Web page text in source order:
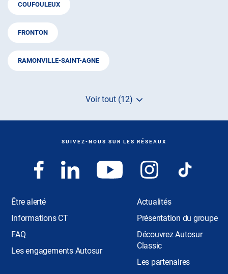
COUFOULEUX
FRONTON
RAMONVILLE-SAINT-AGNE
Voir tout (12)
de
de
de
SUIVEZ-NOUS SUR LES RÉSEAUX
Être alerté
Informations CT
FAQ
Les engagements Autosur
Actualités
Présentation du groupe
Découvrez Autosur
Classic
Les partenaires